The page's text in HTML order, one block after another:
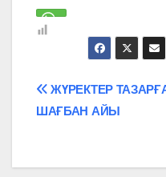
записям
ЖҮРЕКТЕР
ШАҒБАН АЙЫ